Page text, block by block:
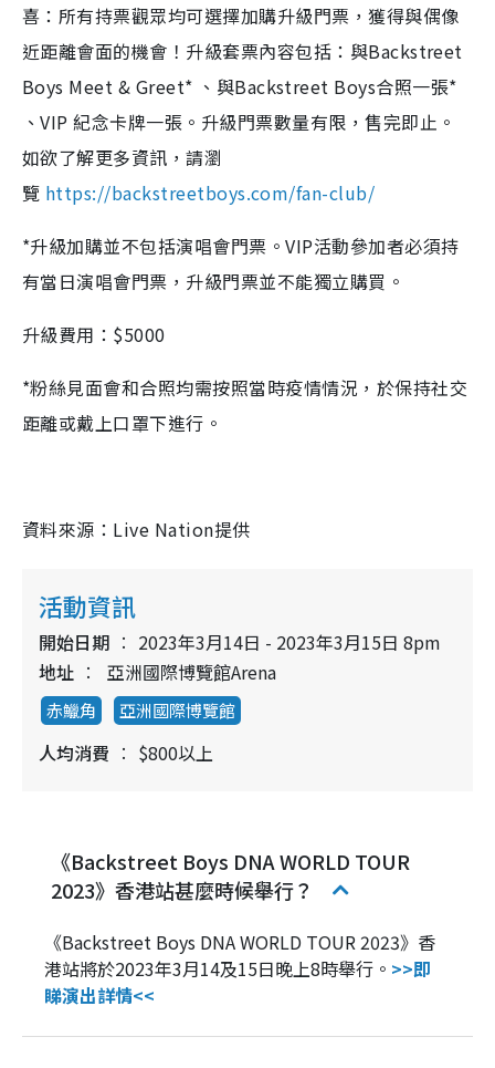
喜：所有持票觀眾均可選擇加購升級門票，獲得與偶像
近距離會面的機會！升級套票內容包括：與Backstreet
Boys Meet & Greet* 、與Backstreet Boys合照一張*
、VIP 紀念卡牌一張。升級門票數量有限，售完即止。
如欲了解更多資訊，請瀏
覽 https://backstreetboys.com/fan-club/
*升級加購並不包括演唱會門票。VIP活動參加者必須持
有當日演唱會門票，升級門票並不能獨立購買。
升級費用：$5000
*粉絲見面會和合照均需按照當時疫情情況，於保持社交
距離或戴上口罩下進行。
資料來源：Live Nation提供
活動資訊
開始日期
2023年3月14日 - 2023年3月15日 8pm
地址
亞洲國際博覽館Arena
赤鱲角 亞洲國際博覽館
人均消費 $800以上
《Backstreet Boys DNA WORLD TOUR
2023》香港站甚麼時候舉行？
《Backstreet Boys DNA WORLD TOUR 2023》香
港站將於2023年3月14及15日晚上8時舉行。 >>即
睇演出詳情<<